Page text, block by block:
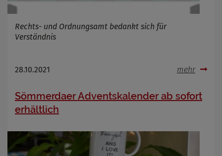
Rechts- und Ordnungsamt bedankt sich für
Verständnis
28.10.2021 mehr
Sömmerdaer Adventskalender ab sofort
erhältlich